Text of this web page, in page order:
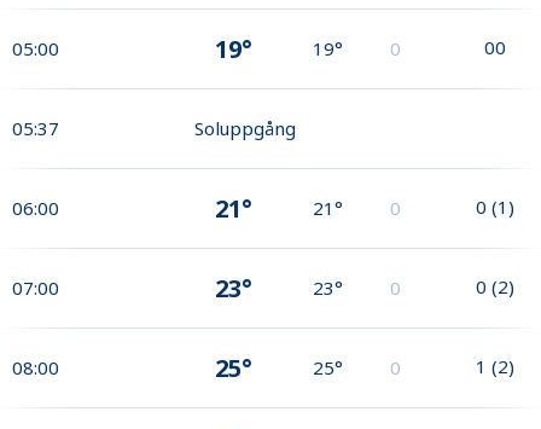
05:00 19° 19° 0 00
05:37 Soluppgång
06:00 21° 21° 0 0 (1)
07:00 23° 23° 0 0 (2)
08:00 25° 25° 0 1 (2)